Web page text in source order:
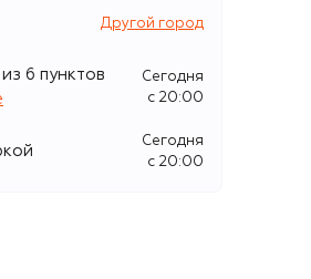
Другой город
6 пунктов
Сегодня
c 20:00
Сегодня
c 20:00